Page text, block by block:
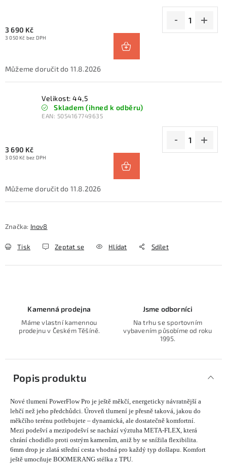
3 690 Kč
3 050 Kč bez DPH
11.8.2026
Velikost: 44,5
Skladem (ihned k odběru)
EAN: 5054167749635
3 690 Kč
3 050 Kč bez DPH
11.8.2026
Značka: Inov8
Tisk Zeptat se Hlídat Sdílet
Kamenná prodejna
Máme vlastní kamennou
prodejnu v Českém Těšíně.
Jsme odborníci
Na trhu se sportovním
vybavením působíme od roku
1995.
Popis produktu
Nové tlumení PowerFlow Pro je ještě měkčí, energeticky návratnější a
lehčí než jeho předchůdci. Úroveň tlumení je přesně taková, jakou do
měkčího terénu potřebujete – dynamická, ale dostatečně komfortní.
Mezi podešví a mezipodešví se nachází výztuha META-FLEX, která
chrání chodidlo proti ostrým kamenům, aniž by se snížila flexibilita.
6mm drop je zlatá střední cesta vhodná pro každý typ došlapu. Komfort
ještě umocňuje BOOMERANG stélka z TPU.